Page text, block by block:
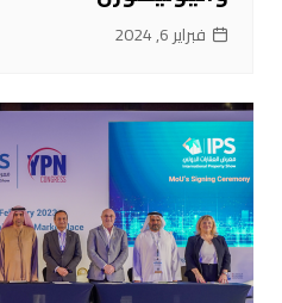
فبراير 6, 2024